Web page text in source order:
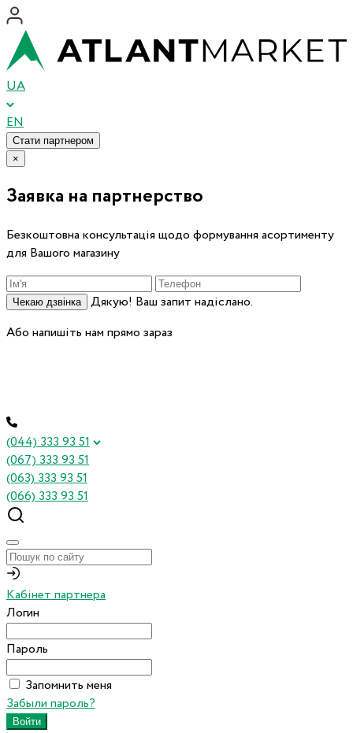
UA
EN
Стати партнером
×
Заявка на партнерство
Безкоштовна консультація щодо формування асортименту
для Вашого магазину
Чекаю дзвінка
Дякую! Ваш запит надіслано.
Або напишіть нам прямо зараз
(044) 333 93 51
(067) 333 93 51
(063) 333 93 51
(066) 333 93 51
Кабінет партнера
Логин
Пароль
Запомнить меня
Забыли пароль?